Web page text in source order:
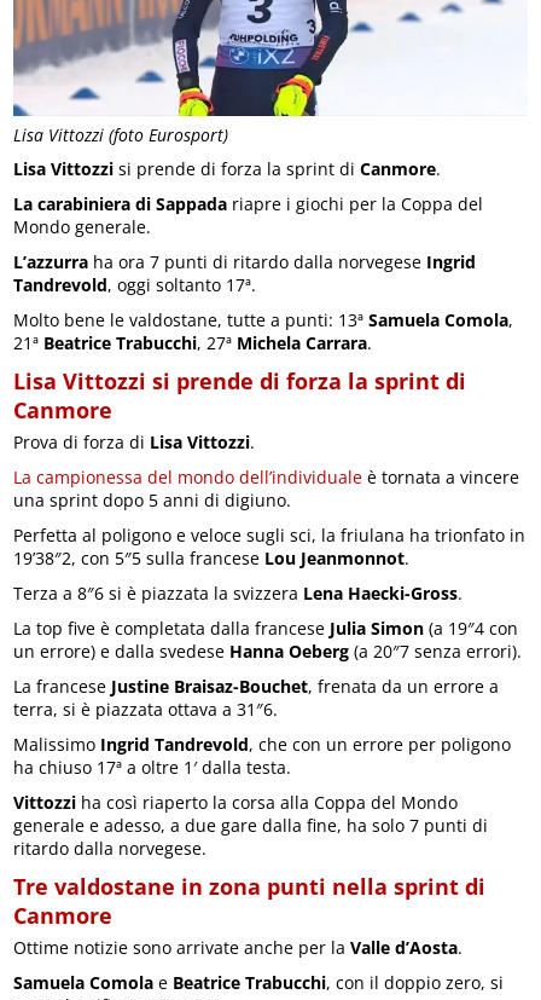
Lisa Vittozzi (foto Eurosport)
Lisa Vittozzi si prende di forza la sprint diCanmore.
La carabiniera di Sappada riapre i giochi per la Coppa del
Mondo generale.
L’azzurra ha ora 7 punti di ritardo dalla norvegese Ingrid
Tandrevold, oggi soltanto 17ª.
Molto bene le valdostane, tutte a punti: 13ªSamuela Comola,
21ª Beatrice Trabucchi, 27ª Michela Carrara.
Lisa Vittozzi si prende di forza la sprint di
Canmore
Prova di forza di Lisa Vittozzi.
La campionessa del mondo dell’individuale è tornata a vincere
una sprint dopo 5 anni di digiuno.
Perfetta al poligono e veloce sugli sci, la friulana ha trionfato in
19’38″2, con 5″5 sulla francese Lou Jeanmonnot.
Terza a 8″6 si è piazzata la svizzera Lena Haecki-Gross.
La top five è completata dalla francese Julia Simon (a 19″4 con
un errore) e dalla svedese Hanna Oeberg (a 20″7 senza errori).
La francese Justine Braisaz-Bouchet, frenata da un errore a
terra, si è piazzata ottava a 31″6.
Malissimo Ingrid Tandrevold, che con un errore per poligono
ha chiuso 17ª a oltre 1′ dalla testa.
Vittozzi ha così riaperto la corsa alla Coppa del Mondo
generale e adesso, a due gare dalla fine, ha solo 7 punti di
ritardo dalla norvegese.
Tre valdostane in zona punti nella sprint di
Canmore
Ottime notizie sono arrivate anche per laValle d’Aosta.
Samuela Comola e Beatrice Trabucchi, con il doppio zero, si